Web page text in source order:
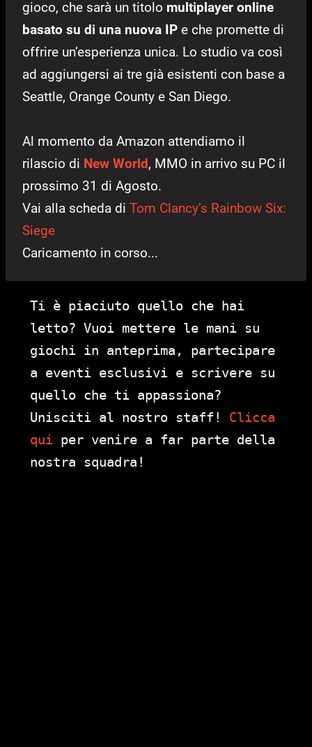
gioco, che sarà un titolo multiplayer online
basato su di una nuova IP e che promette di
offrire un’esperienza unica. Lo studio va così
ad aggiungersi ai tre già esistenti con base a
Seattle, Orange County e San Diego.
Al momento da Amazon attendiamo il
rilascio di New World, MMO in arrivo su PC il
prossimo 31 di Agosto.
Vai alla scheda di Tom Clancy’s Rainbow Six:
Siege
Caricamento in corso...
Ti è piaciuto quello che hai
letto? Vuoi mettere le mani su
giochi in anteprima, partecipare
a eventi esclusivi e scrivere su
quello che ti appassiona?
Unisciti al nostro staff! Clicca
qui per venire a far parte della
nostra squadra!